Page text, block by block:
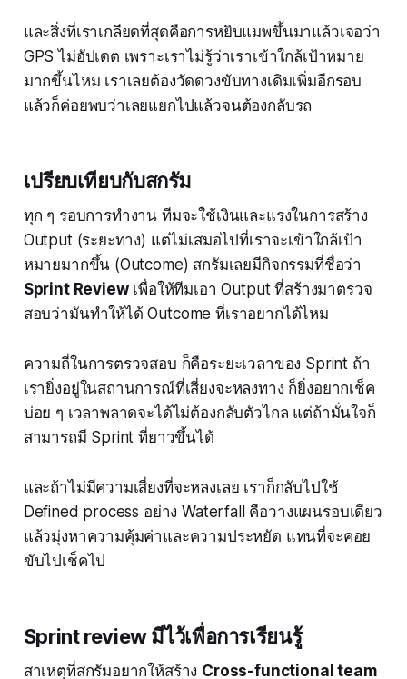
และสิ่งที่เราเกลียดที่สุดคือการหยิบแมพขึ้นมาแล้วเจอว่า
GPS ไม่อัปเดต เพราะเราไม่รู้ว่าเราเข้าใกล้เป้าหมาย
มากขึ้นไหม เราเลยต้องวัดดวงขับทางเดิมเพิ่มอีกรอบ
แล้วก็ค่อยพบว่าเลยแยกไปแล้วจนต้องกลับรถ
เปรียบเทียบกับสกรัม
ทุก ๆ รอบการทำงาน ทีมจะใช้เงินและแรงในการสร้าง
Output (ระยะทาง) แต่ไม่เสมอไปที่เราจะเข้าใกล้เป้า
หมายมากขึ้น (Outcome) สกรัมเลยมีกิจกรรมที่ชื่อว่า
Sprint Reviewเพื่อให้ทีมเอา Output ที่สร้างมาตรวจ
สอบว่ามันทำให้ได้ Outcome ที่เราอยากได้ไหม
ความถี่ในการตรวจสอบ ก็คือระยะเวลาของ Sprint ถ้า
เรายิ่งอยู่ในสถานการณ์ที่เสี่ยงจะหลงทาง ก็ยิ่งอยากเช็ค
บ่อย ๆ เวลาพลาดจะได้ไม่ต้องกลับตัวไกล แต่ถ้ามั่นใจก็
สามารถมี Sprint ที่ยาวขึ้นได้
และถ้าไม่มีความเสี่ยงที่จะหลงเลย เราก็กลับไปใช้
Defined process อย่าง Waterfall คือวางแผนรอบเดียว
แล้วมุ่งหาความคุ้มค่าและความประหยัด แทนที่จะคอย
ขับไปเช็คไป
Sprint review มีไว้เพื่อการเรียนรู้
สาเหตุที่สกรัมอยากให้สร้าง Cross-functional team